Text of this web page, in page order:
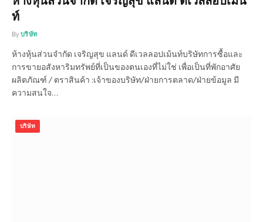
ท์
By บริษัท
ห้างหุ้นส่วนจำกัด เจริญสุข แลนด์ ดีเวลลอปเม้นท์บริษัทการซื้อและ
การขายอสังหาริมทรัพย์ที่เป็นของตนเองที่ไม่ใช่ เพื่อเป็นที่พักอาศัย
ผลิตภัณฑ์ / ตราสินค้า :เจ้าของบริษัท/ฝ่ายการตลาด/ฝ่ายข้อมูล มี
ความสนใจ…
บริษัท